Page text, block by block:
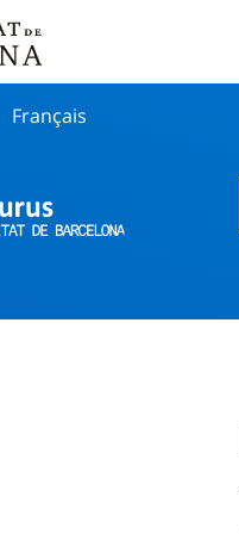
Français